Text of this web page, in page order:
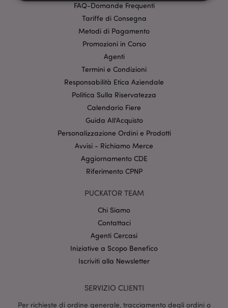
FAQ-Domande Frequenti
Tariffe di Consegna
Metodi di Pagamento
Promozioni in Corso
Agenti
Termini e Condizioni
Responsabilità Etica Aziendale
Politica Sulla Riservatezza
Calendario Fiere
Guida All'Acquisto
Personalizzazione Ordini e Prodotti
Avvisi - Richiamo Merce
Aggiornamento CDE
Riferimento CPNP
PUCKATOR TEAM
Chi Siamo
Contattaci
Agenti Cercasi
Iniziative a Scopo Benefico
Iscriviti alla Newsletter
SERVIZIO CLIENTI
Per richieste di ordine generale, tracciamento degli ordini o
Strettamente necessario
Prestazione
Targeting
Funzionalità
I cookie strettamente necessari consentono le
funzionalità di base del sito web come accesso alla
propria area riservata e gestione dell'account. Il sito
internet non può essere utilizzato correttamente
senza i cookie strettamente necessari.
www.puckator.it
l"Informativa sulla privacy di Google